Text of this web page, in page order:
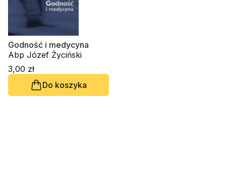
Godność i medycyna
Abp Józef Życiński
3,00 zł
Do koszyka